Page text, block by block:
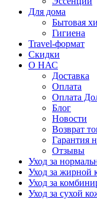
Для дома
Бытовая
Гигиена
Travel-формат
Скидки
О НАС
Доставка
Оплата
Оплата
Блог
Новости
Возврат
Гарантия
Отзывы
Уход за
Уход за жирной
Уход за
Уход за сухой